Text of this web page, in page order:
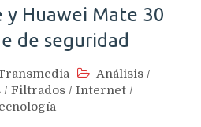
y Huawei Mate 30
de seguridad
Análisis /
/ Filtrados / Internet /